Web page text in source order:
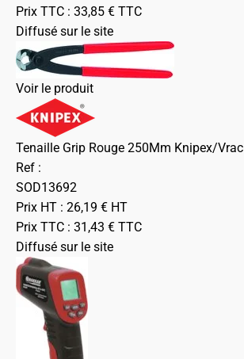
Prix TTC : 33,85 € TTC
Diffusé sur le site
Voir le produit
Tenaille Grip Rouge 250Mm Knipex/Vrac
Ref :
SOD13692
Prix HT : 26,19 € HT
Prix TTC : 31,43 € TTC
Diffusé sur le site